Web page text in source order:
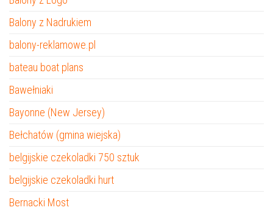
Balony z Nadrukiem
balony-reklamowe.pl
bateau boat plans
Bawełniaki
Bayonne (New Jersey)
Bełchatów (gmina wiejska)
belgijskie czekoladki 750 sztuk
belgijskie czekoladki hurt
Bernacki Most